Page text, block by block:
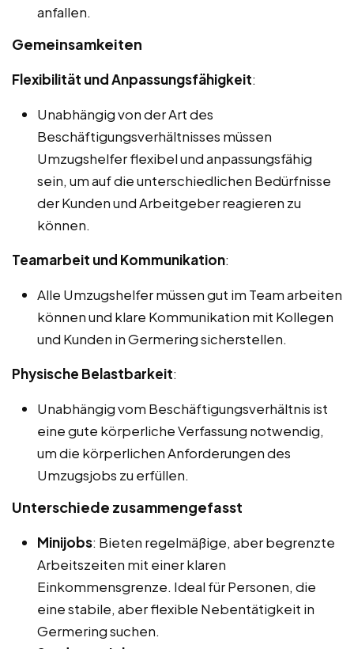
anfallen.
Gemeinsamkeiten
Flexibilität und Anpassungsfähigkeit:
Unabhängig von der Art des
Beschäftigungsverhältnisses müssen
Umzugshelfer flexibel und anpassungsfähig
sein, um auf die unterschiedlichen Bedürfnisse
der Kunden und Arbeitgeber reagieren zu
können.
Teamarbeit und Kommunikation:
Alle Umzugshelfer müssen gut im Team arbeiten
können und klare Kommunikation mit Kollegen
und Kunden in Germering sicherstellen.
Physische Belastbarkeit:
Unabhängig vom Beschäftigungsverhältnis ist
eine gute körperliche Verfassung notwendig,
um die körperlichen Anforderungen des
Umzugsjobs zu erfüllen.
Unterschiede zusammengefasst
Minijobs: Bieten regelmäßige, aber begrenzte
Arbeitszeiten mit einer klaren
Einkommensgrenze. Ideal für Personen, die
eine stabile, aber flexible Nebentätigkeit in
Germering suchen.